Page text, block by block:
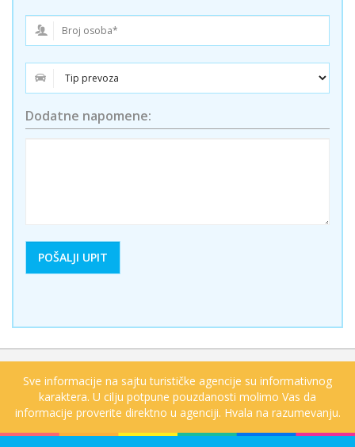
Dodatne napomene:
Sve informacije na sajtu turističke agencije su informativnog
karaktera. U cilju potpune pouzdanosti molimo Vas da
informacije proverite direktno u agenciji. Hvala na razumevanju.